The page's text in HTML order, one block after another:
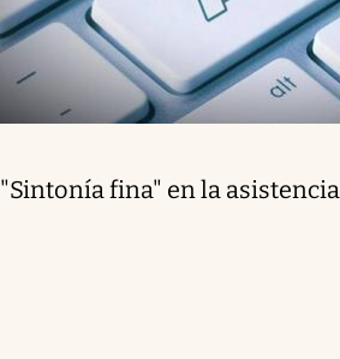
"Sintonía fina" en la asistencia